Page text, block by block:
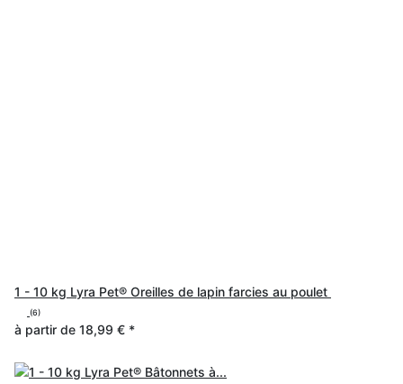
1 - 10 kg Lyra Pet® Oreilles de lapin farcies au poulet
(6)
à partir de 18,99 € *